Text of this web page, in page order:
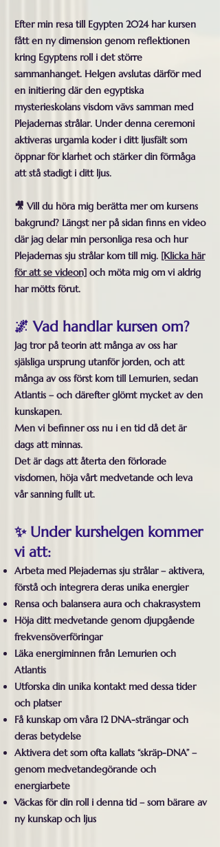
Efter min resa till Egypten 2024 har kursen
fått en ny dimension genom reflektionen
kring Egyptens roll i det större
sammanhanget. Helgen avslutas därför med
en initiering där den egyptiska
mysterieskolans visdom vävs samman med
Plejadernas strålar. Under denna ceremoni
aktiveras urgamla koder i ditt ljusfält som
öppnar för klarhet och stärker din förmåga
att stå stadigt i ditt ljus.
🎥 Vill du höra mig berätta mer om kursens
bakgrund? Längst ner på sidan finns en video
där jag delar min personliga resa och hur
Plejadernas sju strålar kom till mig. [Klicka här
för att se videon] och möta mig om vi aldrig
har mötts förut.
🌌 Vad handlar kursen om?
Jag tror på teorin att många av oss har
själsliga ursprung utanför jorden, och att
många av oss först kom till Lemurien, sedan
Atlantis – och därefter glömt mycket av den
kunskapen.
Men vi befinner oss nu i en tid då det är
dags att minnas.
Det är dags att återta den förlorade
visdomen, höja vårt medvetande och leva
vår sanning fullt ut.
✨ Under kurshelgen kommer
vi att:
Arbeta med Plejadernas sju strålar – aktivera,
förstå och integrera deras unika energier
Rensa och balansera aura och chakrasystem
Höja ditt medvetande genom djupgående
frekvensöverföringar
Läka energiminnen från Lemurien och
Atlantis
Utforska din unika kontakt med dessa tider
och platser
Få kunskap om våra 12 DNA-strängar och
deras betydelse
Aktivera det som ofta kallats “skräp-DNA” –
genom medvetandegörande och
energiarbete
Väckas för din roll i denna tid – som bärare av
ny kunskap och ljus